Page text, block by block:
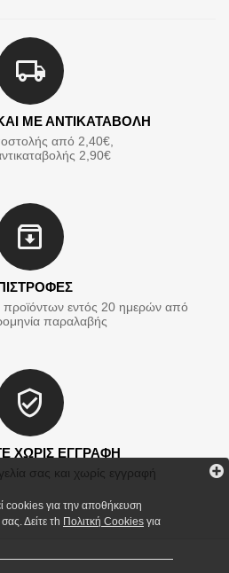
ΜΕ ΑΝΤΙΚΑΤΑΒΟΛΗ
από 2,40€,
2,90€
προϊόντων εντός 20 ημερών από
παραλαβής
ΧΩΡΙΣ ΕΓΓΡΑΦΗ
σας και χωρίς εγγραφή
cookies για την αποθήκευση
Δείτε τh Πολιτκή Cookies για